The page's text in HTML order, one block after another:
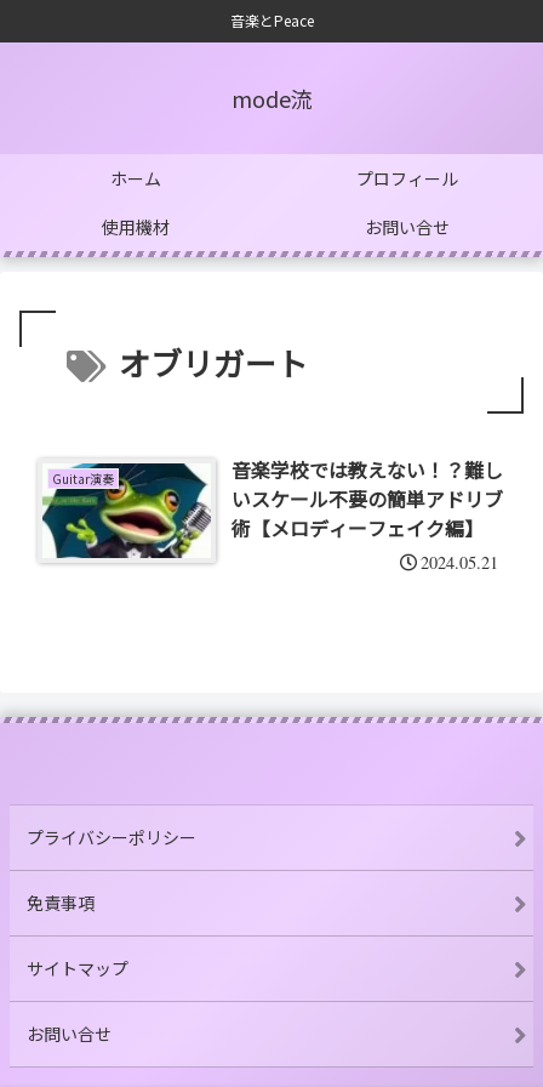
音楽とPeace
mode流
ホーム
プロフィール
使用機材
お問い合せ
オブリガート
Guitar演奏
音楽学校では教えない！？難し
いスケール不要の簡単アドリブ
術【メロディーフェイク編】
2024.05.21
プライバシーポリシー
免責事項
サイトマップ
お問い合せ